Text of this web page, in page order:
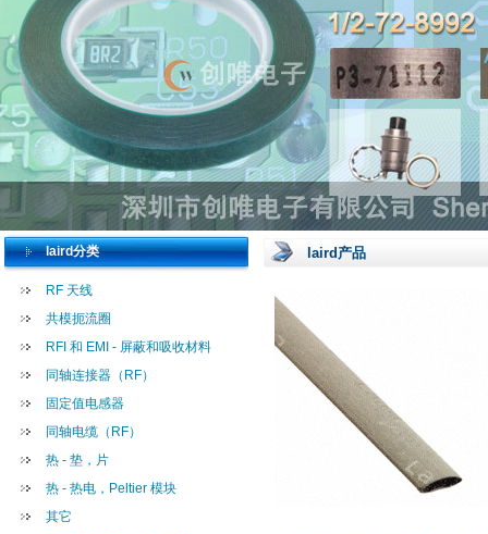
laird分类
RF 天线
共模扼流圈
RFI 和 EMI - 屏蔽和吸收材料
同轴连接器（RF）
固定值电感器
同轴电缆（RF）
热 - 垫，片
热 - 热电，Peltier 模块
其它
laird产品